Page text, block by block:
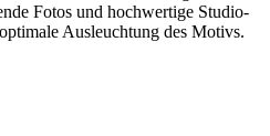
Fotos und hochwertige Studio-
Ausleuchtung des Motivs.